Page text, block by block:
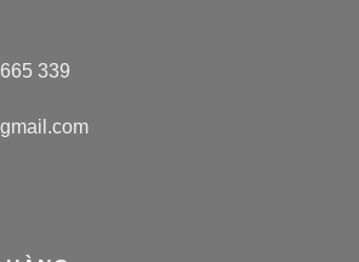
339